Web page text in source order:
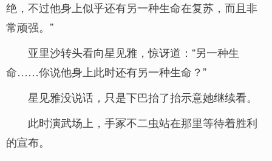
绝，不过他身上似乎还有另一种生命在复苏，而且非
常顽强。”
亚里沙转头看向星见雅，惊讶道：“另一种生
命……你说他身上此时还有另一种生命？”
星见雅没说话，只是下巴抬了抬示意她继续看。
此时演武场上，手冢不二虫站在那里等待着胜利
的宣布。